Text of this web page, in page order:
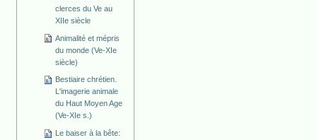
clerces du Ve au
XIIe siècle
Animalité et mépris
du monde (Ve-XIe
siècle)
Bestiaire chrétien.
L'imagerie animale
du Haut Moyen Age
(Ve-XIe s.)
Le baiser à la bête: